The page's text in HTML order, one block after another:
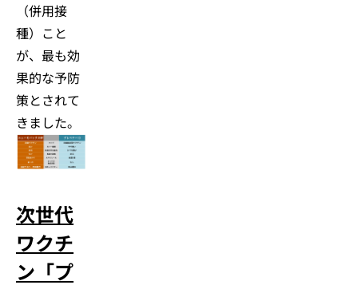
（併用接
種）こと
が、最も効
果的な予防
策とされて
きました。
次世代
ワクチ
ン「プ